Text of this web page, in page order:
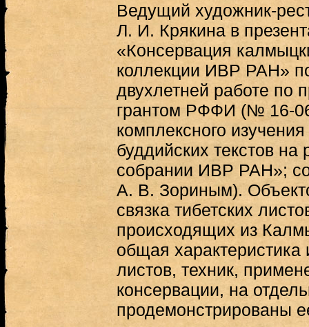
Ведущий художник-
Л. И. Крякина в
«Консервация
коллекции ИВР РАН»
двухлетней работе по
грантом РФФИ (№ 16-
комплексного
буддийских текстов на
собрании ИВР РАН»;
А. В. Зориным).
связка тибетских
происходящих из
общая характеристика
листов, техник,
консервации, на
продемонстрированы